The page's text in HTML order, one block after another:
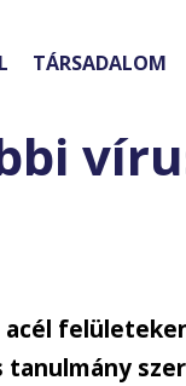
TÁRSADALOM